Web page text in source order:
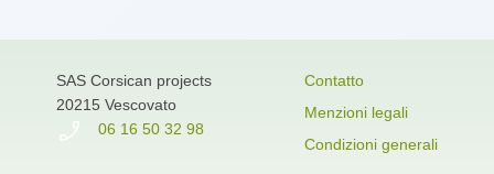
SAS Corsican projects
20215 Vescovato
06 16 50 32 98
Contatto
Menzioni legali
Condizioni generali